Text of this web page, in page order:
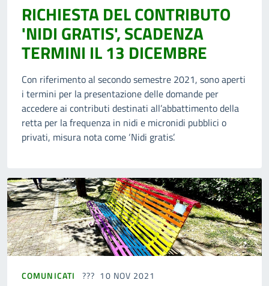
RICHIESTA DEL CONTRIBUTO
'NIDI GRATIS', SCADENZA
TERMINI IL 13 DICEMBRE
Con riferimento al secondo semestre 2021, sono aperti
i termini per la presentazione delle domande per
accedere ai contributi destinati all’abbattimento della
retta per la frequenza in nidi e micronidi pubblici o
privati, misura nota come ‘Nidi gratis’.
COMUNICATI 10 NOV 2021